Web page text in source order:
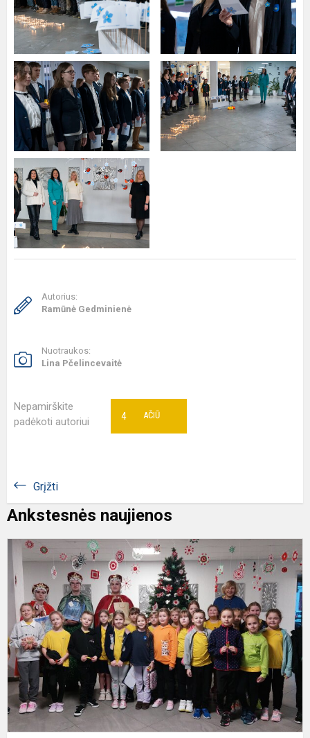
Autorius:
Ramūnė Gedminienė
Nuotraukos:
Lina Pčelincevaitė
Nepamirškite
padėkoti autoriui
AČIŪ
4
Grįžti
Ankstesnės naujienos